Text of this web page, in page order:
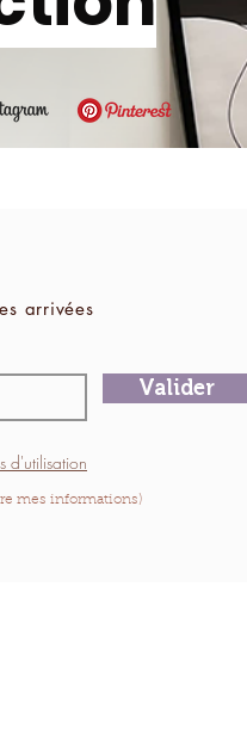
arrivées
Valider
d'utilisation
mes informations)